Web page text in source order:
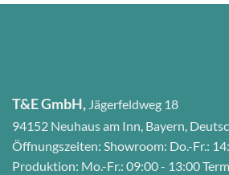
T&E GmbH, Jägerfeldweg 18
94152 Neuhaus am Inn, Bayern,
Öffnungszeiten: Showroom: Do.-Fr.:
Produktion: Mo.-Fr.: 09:00 - 13:00